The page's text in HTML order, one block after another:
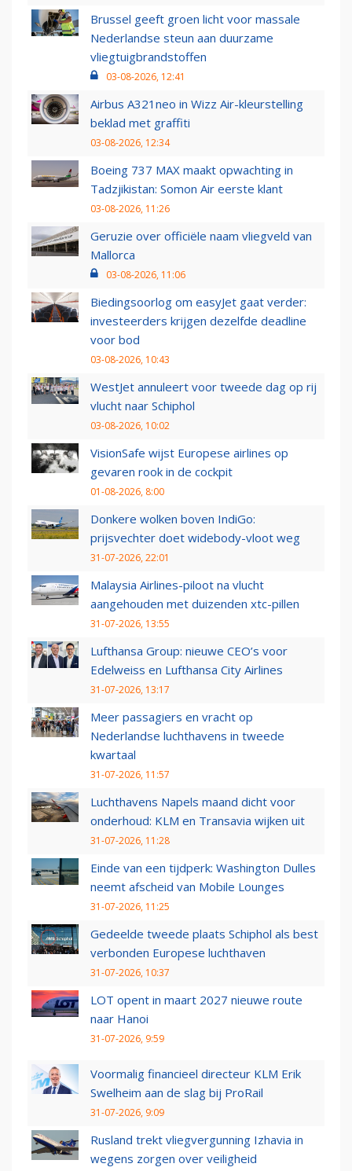
Brussel geeft groen licht voor massale
Nederlandse steun aan duurzame
vliegtuigbrandstoffen
03-08-2026, 12:41
Airbus A321neo in Wizz Air-kleurstelling
beklad met graffiti
03-08-2026, 12:34
Boeing 737 MAX maakt opwachting in
Tadzjikistan: Somon Air eerste klant
03-08-2026, 11:26
Geruzie over officiële naam vliegveld van
Mallorca
03-08-2026, 11:06
Biedingsoorlog om easyJet gaat verder:
investeerders krijgen dezelfde deadline
voor bod
03-08-2026, 10:43
WestJet annuleert voor tweede dag op rij
vlucht naar Schiphol
03-08-2026, 10:02
VisionSafe wijst Europese airlines op
gevaren rook in de cockpit
01-08-2026, 8:00
Donkere wolken boven IndiGo:
prijsvechter doet widebody-vloot weg
31-07-2026, 22:01
Malaysia Airlines-piloot na vlucht
aangehouden met duizenden xtc-pillen
31-07-2026, 13:55
Lufthansa Group: nieuwe CEO’s voor
Edelweiss en Lufthansa City Airlines
31-07-2026, 13:17
Meer passagiers en vracht op
Nederlandse luchthavens in tweede
kwartaal
31-07-2026, 11:57
Luchthavens Napels maand dicht voor
onderhoud: KLM en Transavia wijken uit
31-07-2026, 11:28
Einde van een tijdperk: Washington Dulles
neemt afscheid van Mobile Lounges
31-07-2026, 11:25
Gedeelde tweede plaats Schiphol als best
verbonden Europese luchthaven
31-07-2026, 10:37
LOT opent in maart 2027 nieuwe route
naar Hanoi
31-07-2026, 9:59
Voormalig financieel directeur KLM Erik
Swelheim aan de slag bij ProRail
31-07-2026, 9:09
Rusland trekt vliegvergunning Izhavia in
wegens zorgen over veiligheid